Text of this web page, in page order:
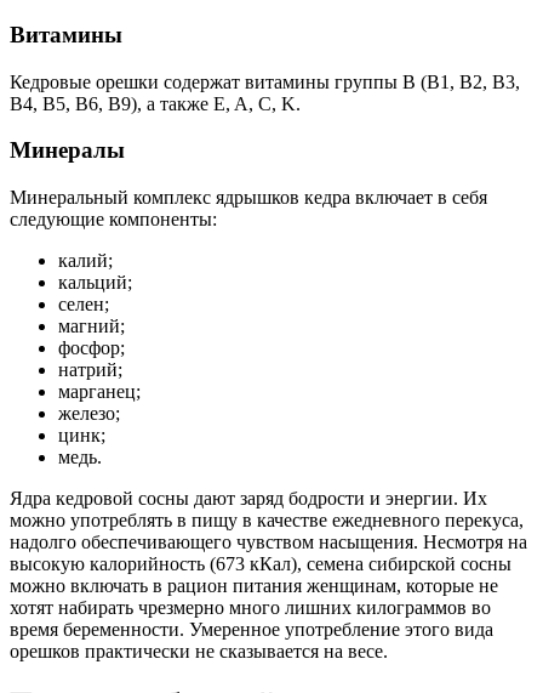
Витамины
Кедровые орешки содержат витамины группы B (B1, B2, B3,
B4, B5, B6, B9), а также E, A, C, K.
Минералы
Минеральный комплекс ядрышков кедра включает в себя
следующие компоненты:
калий;
кальций;
селен;
магний;
фосфор;
натрий;
марганец;
железо;
цинк;
медь.
Ядра кедровой сосны дают заряд бодрости и энергии. Их
можно употреблять в пищу в качестве ежедневного перекуса,
надолго обеспечивающего чувством насыщения. Несмотря на
высокую калорийность (673 кКал), семена сибирской сосны
можно включать в рацион питания женщинам, которые не
хотят набирать чрезмерно много лишних килограммов во
время беременности. Умеренное употребление этого вида
орешков практически не сказывается на весе.